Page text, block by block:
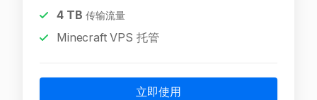
4TB 传输流量
Minecraft VPS 托管
立即使用